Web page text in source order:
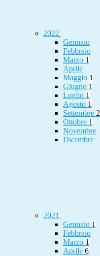
2022
Gennaio
Febbraio
Marzo 1
Aprile
Maggio 1
Giugno 1
Luglio 1
Agosto 1
Settembre 2
Ottobre 1
Novembre
Dicembre
2021
Gennaio 1
Febbraio
Marzo 1
Aprile 6